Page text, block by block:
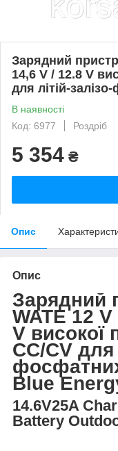
Зарядний
14,6 V / 12.8 V
для літій-
В наявності
Код: 6977
Роздріб
5 354 ₴
Опис
Опис
Зарядний
WATE 12
V високої
СС/СV для
Blue
14.6V25A
Battery